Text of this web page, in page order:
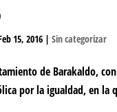
15, 2016 |Sin categorizar
de Barakaldo,
por la igualdad, en